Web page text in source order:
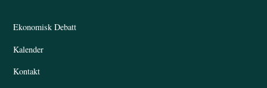
Ekonomisk Debatt
Kalender
Kontakt